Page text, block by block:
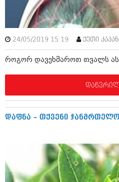
სექტემბერი 2015 (215)
აგვისტო 2015 (286)
ივლისი 2015 (173)
მაისი 2015 (194)
მარტი 2015 (365)
თებერვალი 2015 (286)
იანვარი 2015 (247)
დეკემბერი 2014 (342)
ოქტომბერი 2014 (292)
ივლისი 2014 (313)
ივნისი 2014 (366)
მაისი 2014 (313)
აპრილი 2014 (290)
24/05/2019 15:19 ქეთი
როგორ დავეხმაროთ თვალს
დაფნა – თქვენი